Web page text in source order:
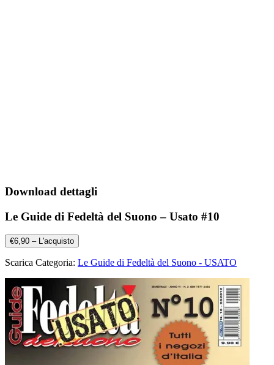
Download dettagli
Le Guide di Fedeltà del Suono – Usato #10
€6,90 – L'acquisto
Scarica Categoria: Le Guide di Fedeltà del Suono - USATO